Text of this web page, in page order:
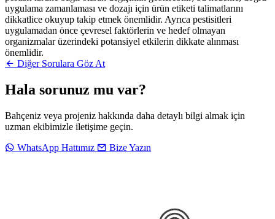
uygulama zamanlaması ve dozajı için ürün etiketi talimatlarını
dikkatlice okuyup takip etmek önemlidir. Ayrıca pestisitleri
uygulamadan önce çevresel faktörlerin ve hedef olmayan
organizmalar üzerindeki potansiyel etkilerin dikkate alınması
önemlidir.
Diğer Sorulara Göz At
Hala sorunuz mu var?
Bahçeniz veya projeniz hakkında daha detaylı bilgi almak için
uzman ekibimizle iletişime geçin.
WhatsApp Hattımız
Bize Yazın